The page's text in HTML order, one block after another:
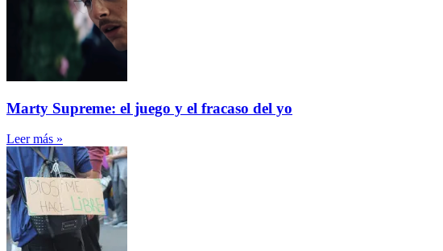
Marty Supreme: el juego y el fracaso del yo
Leer más »